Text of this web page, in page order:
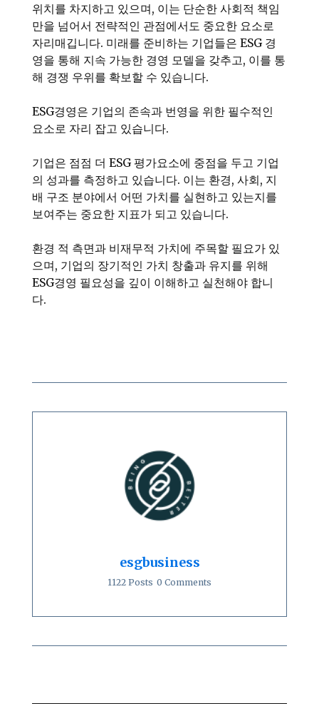
위치를 차지하고 있으며, 이는 단순한 사회적 책임
만을 넘어서 전략적인 관점에서도 중요한 요소로
자리매깁니다. 미래를 준비하는 기업들은 ESG 경
영을 통해 지속 가능한 경영 모델을 갖추고, 이를 통
해 경쟁 우위를 확보할 수 있습니다.
ESG경영은 기업의 존속과 번영을 위한 필수적인
요소로 자리 잡고 있습니다.
기업은 점점 더 ESG 평가요소에 중점을 두고 기업
의 성과를 측정하고 있습니다. 이는 환경, 사회, 지
배 구조 분야에서 어떤 가치를 실현하고 있는지를
보여주는 중요한 지표가 되고 있습니다.
환경 적 측면과 비재무적 가치에 주목할 필요가 있
으며, 기업의 장기적인 가치 창출과 유지를 위해
ESG경영 필요성을 깊이 이해하고 실천해야 합니
다.
esgbusiness
1122 Posts 0 Comments